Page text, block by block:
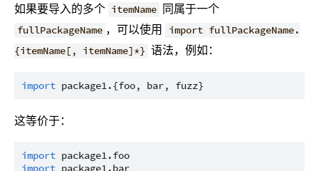
如果要导入的多个 itemName 同属于一个
fullPackageName ，可以使用
import fullPackageName.
{itemName[, itemName]*} 语法，例如：
import package1.{foo, bar, fuzz}
这等价于：
import package1.foo
import package1.bar